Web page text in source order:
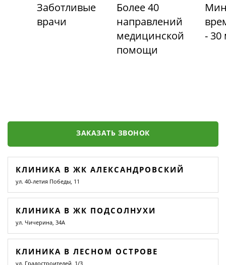
Заботливые
врачи
Более 40
направлений
медицинской
помощи
- 30
ЗАКАЗАТЬ ЗВОНОК
КЛИНИКА В ЖК АЛЕКСАНДРОВСКИЙ
ул. 40-летия Победы, 11
КЛИНИКА В ЖК ПОДСОЛНУХИ
ул. Чичерина, 34А
КЛИНИКА В ЛЕСНОМ ОСТРОВЕ
ул. Градостроителей, 1/3